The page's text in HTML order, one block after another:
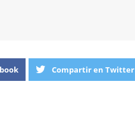
Compartir en Twitter